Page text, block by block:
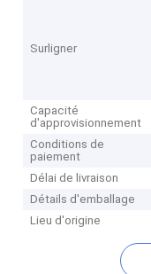
Surligner
Capacité
d'approvisionnement
Conditions de
paiement
Délai de livraison
Détails d'emballage
Lieu d'origine